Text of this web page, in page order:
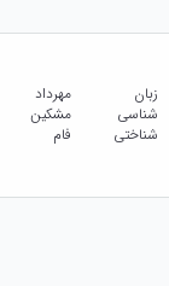
زبان
شناسی
شناختی
مهرداد
مشکین
فام